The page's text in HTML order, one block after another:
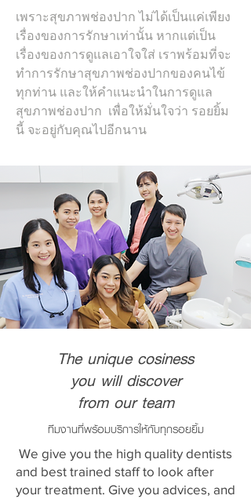
เพราะสุขภาพช่องปาก ไม่ได้เป็นแค่เพียง
เรื่องของการรักษาเท่านั้น หากแต่เป็น
เรื่องของการดูแลเอาใจใส่ เราพร้อมที่จะ
ทำการรักษาสุขภาพช่องปากของคนไข้
ทุกท่าน และให้คำแนะนำในการดูแล
สุขภาพช่องปาก เพื่อให้มั่นใจว่า รอยยิ้ม
นี้ จะอยู่กับคุณไปอีกนาน
The unique cosiness
you will discover
from our team
ทีมงานที่พร้อมบริการให้กับทุกรอยยิ้ม
We give you the high quality dentists
and best trained staff to look after
your treatment. Give you advices, and